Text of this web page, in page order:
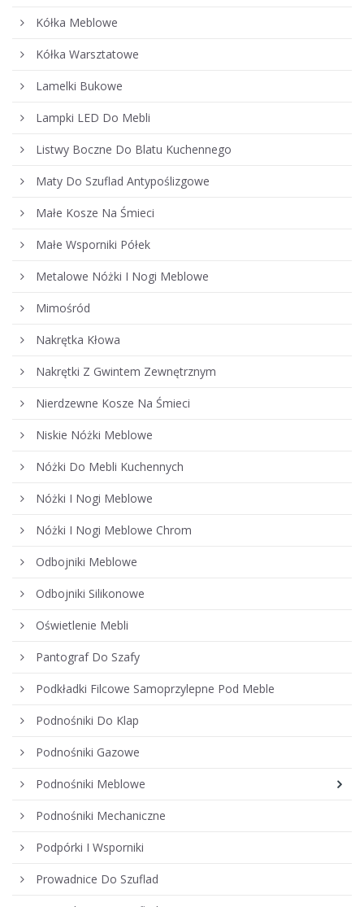
Kółka Meblowe
Kółka Warsztatowe
Lamelki Bukowe
Lampki LED Do Mebli
Listwy Boczne Do Blatu Kuchennego
Maty Do Szuflad Antypoślizgowe
Małe Kosze Na Śmieci
Małe Wsporniki Półek
Metalowe Nóżki I Nogi Meblowe
Mimośród
Nakrętka Kłowa
Nakrętki Z Gwintem Zewnętrznym
Nierdzewne Kosze Na Śmieci
Niskie Nóżki Meblowe
Nóżki Do Mebli Kuchennych
Nóżki I Nogi Meblowe
Nóżki I Nogi Meblowe Chrom
Odbojniki Meblowe
Odbojniki Silikonowe
Oświetlenie Mebli
Pantograf Do Szafy
Podkładki Filcowe Samoprzylepne Pod Meble
Podnośniki Do Klap
Podnośniki Gazowe
Podnośniki Meblowe
Podnośniki Mechaniczne
Podpórki I Wsporniki
Prowadnice Do Szuflad